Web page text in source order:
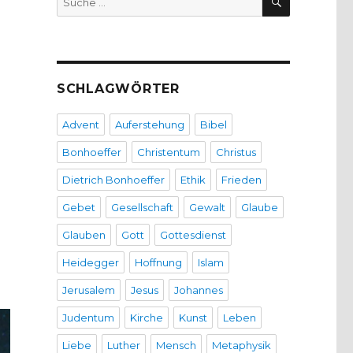
nach:
SCHLAGWÖRTER
Advent Auferstehung Bibel
Bonhoeffer Christentum Christus
Dietrich Bonhoeffer Ethik Frieden
Gebet Gesellschaft Gewalt Glaube
Glauben Gott Gottesdienst
Heidegger Hoffnung Islam
Jerusalem Jesus Johannes
Judentum Kirche Kunst Leben
Liebe Luther Mensch Metaphysik